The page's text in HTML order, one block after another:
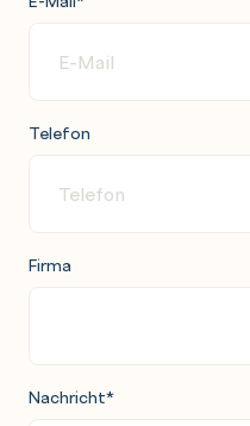
Telefon
Firma
Nachricht*